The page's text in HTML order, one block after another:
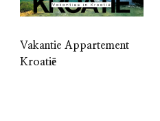
Vakantie Appartement
Kroatië